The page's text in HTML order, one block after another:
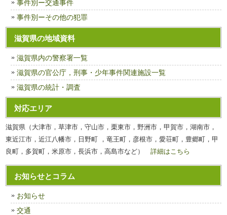
事件別ー交通事件
事件別ーその他の犯罪
滋賀県の地域資料
滋賀県内の警察署一覧
滋賀県の官公庁，刑事・少年事件関連施設一覧
滋賀県の統計・調査
対応エリア
滋賀県（大津市，草津市，守山市，栗東市，野洲市，甲賀市，湖南市，
東近江市，近江八幡市，日野町 ，竜王町，彦根市，愛荘町，豊郷町，甲
良町，多賀町，米原市，長浜市，高島市など）詳細はこちら
お知らせとコラム
お知らせ
交通